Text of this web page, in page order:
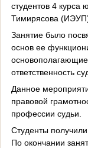
студентов 4 курса
Тимирясова
Занятие было
основ ее
ответственность
Данное
правовой
профессии судьи.
Студенты
По окончании